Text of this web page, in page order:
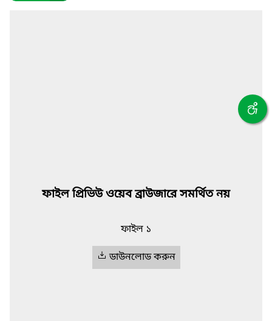
ফাইল প্রিভিউ ওয়েব ব্রাউজারে সমর্থিত নয়
ফাইল ১
ডাউনলোড করুন